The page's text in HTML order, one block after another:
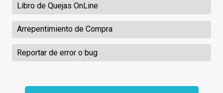
Libro de Quejas OnLine
Arrepentimiento de Compra
Reportar de error o bug